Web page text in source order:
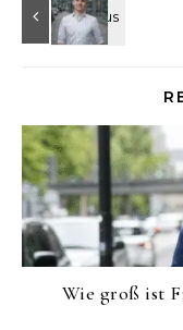
Wie groß ist